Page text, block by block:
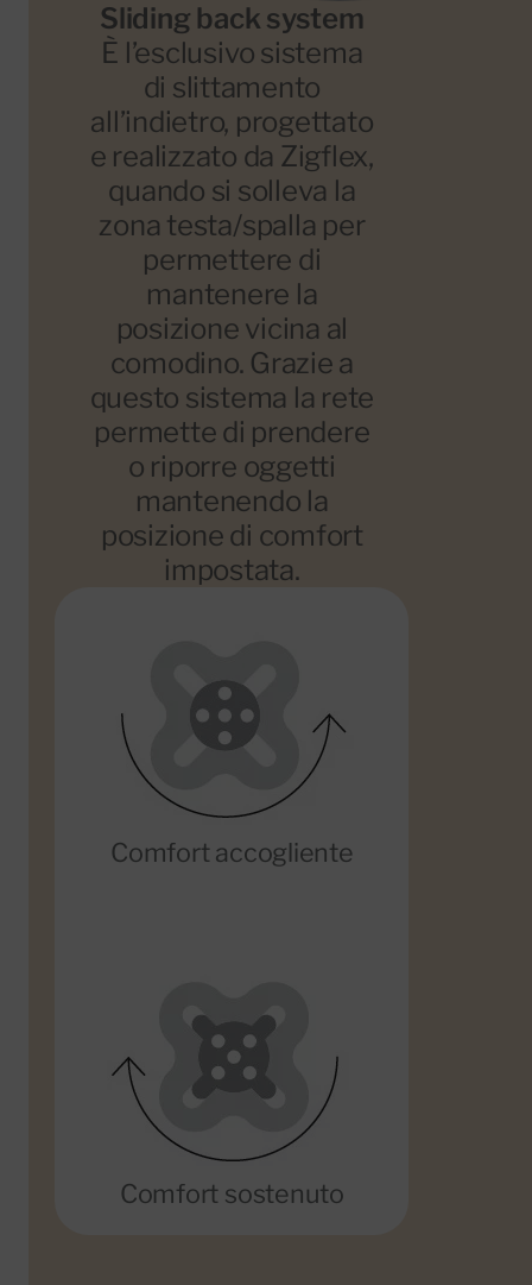
Sliding back system
È l’esclusivo sistema
di slittamento
all’indietro, progettato
e realizzato da Zigflex,
quando si solleva la
zona testa/spalla per
permettere di
mantenere la
posizione vicina al
comodino. Grazie a
questo sistema la rete
permette di prendere
o riporre oggetti
mantenendo la
posizione di comfort
impostata.
Comfort accogliente
Comfort sostenuto